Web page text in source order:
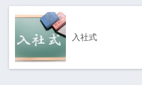
入社式